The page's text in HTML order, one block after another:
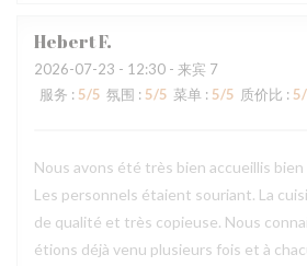
HebertF
2026-07-23 - 12:30 - 来宾 7
服务 : 5/5 氛围 : 5/5 菜单 : 5/5 质价比 : 5
Nous avons été très bien accueillis
Les personnels étaient souriant. La
de qualité et très copieuse. Nous
étions déjà venu plusieurs fois et à